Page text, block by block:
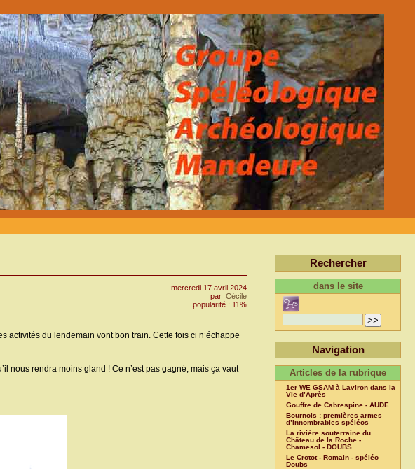
mercredi 17 avril 2024
par Cécile
popularité : 11%
activités du lendemain vont bon train. Cette fois ci n’échappe
nous rendra moins gland ! Ce n’est pas gagné, mais ça vaut
Rechercher
dans le site
Navigation
Articles de la rubrique
1er WE GSAM à Laviron dans la
Vie d’Après
Gouffre de Cabrespine - AUDE
Bournois : premières armes
d’innombrables spéléos
La rivière souterraine du
Château de la Roche -
Chamesol - DOUBS
Le Crotot - Romain - spéléo
Doubs